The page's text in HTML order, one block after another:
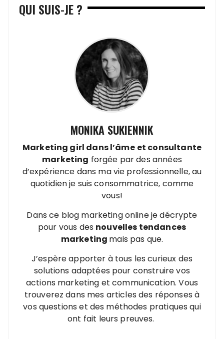
QUI SUIS-JE ?
MONIKA SUKIENNIK
Marketing girl dans l’âme et consultante
marketing forgée par des années
d’expérience dans ma vie professionnelle, au
quotidien je suis consommatrice, comme
vous!
Dans ce blog marketing online je décrypte
pour vous des nouvelles tendances
marketing mais pas que.
J’espère apporter à tous les curieux des
solutions adaptées pour construire vos
actions marketing et communication. Vous
trouverez dans mes articles des réponses à
vos questions et des méthodes pratiques qui
ont fait leurs preuves.